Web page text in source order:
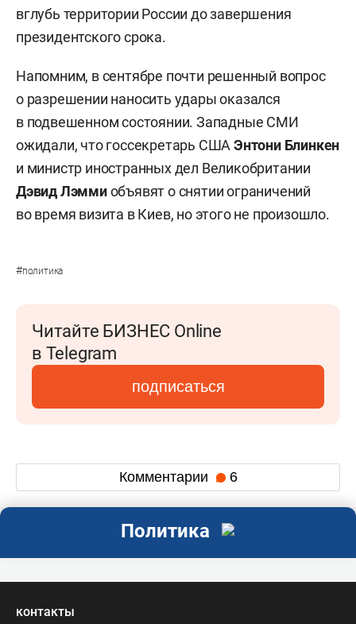
вглубь территории России до завершения
президентского срока.
Напомним, в сентябре почти решенный вопрос
о разрешении наносить удары оказался
в подвешенном состоянии. Западные СМИ
ожидали, что госсекретарь СШАЭнтони Блинкен
и министр иностранных дел Великобритании
Дэвид Лэммиобъявят о снятии ограничений
во время визита в Киев, но этого не произошло.
#политика
Читайте БИЗНЕС Online
в Telegram
подписаться
Комментарии 6
Политика
контакты